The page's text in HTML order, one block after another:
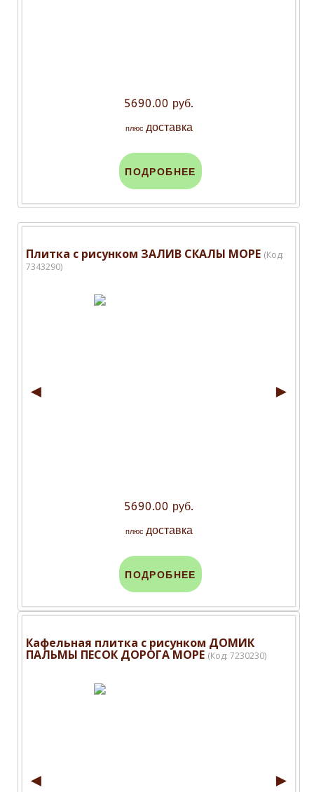
5690.00 руб.
плюс доставка
ПОДРОБНЕЕ
Плитка с рисунком ЗАЛИВ СКАЛЫ МОРЕ (Код:
7343290)
◄ ►
5690.00 руб.
плюс доставка
ПОДРОБНЕЕ
Кафельная плитка с рисунком ДОМИК
ПАЛЬМЫ ПЕСОК ДОРОГА МОРЕ (Код: 7230230)
◄ ►